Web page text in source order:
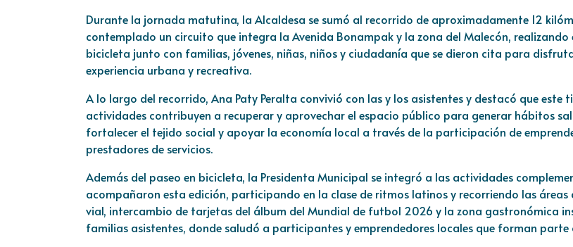
Durante la jornada matutina, la Alcaldesa se sumó al recorrido de aproximadamente 12
contemplado un circuito que integra la Avenida Bonampak y la zona del Malecón, realizando
bicicleta junto con familias, jóvenes, niñas, niños y ciudadanía que se dieron cita para
experiencia urbana y recreativa.
A lo largo del recorrido, Ana Paty Peralta convivió con las y los asistentes y destacó que este
actividades contribuyen a recuperar y aprovechar el espacio público para generar hábitos
fortalecer el tejido social y apoyar la economía local a través de la participación de
prestadores de servicios.
Además del paseo en bicicleta, la Presidenta Municipal se integró a las actividades
acompañaron esta edición, participando en la clase de ritmos latinos y recorriendo las áreas
vial, intercambio de tarjetas del álbum del Mundial de futbol 2026 y la zona gastronómica
familias asistentes, donde saludó a participantes y emprendedores locales que forman parte